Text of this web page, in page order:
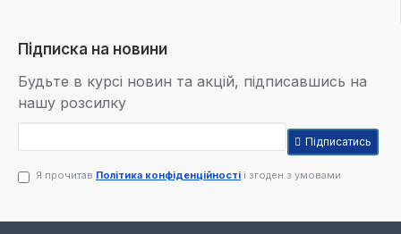
Підписка на новини
Будьте в курсі новин та акцій, підписавшись на
нашу розсилку
Підписатись
Я прочитав Політика конфіденційності і згоден з умовами